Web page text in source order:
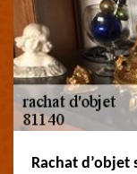
Rachat